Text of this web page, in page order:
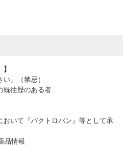
。（禁忌）
既往歴のある者
いて『バクトロバン』等として承
品情報